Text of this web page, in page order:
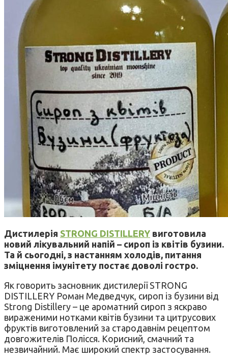
Дистилерія STRONG DISTILLERY виготовила
новий лікувальний напій – сироп із квітів бузини.
Та й сьогодні, з настанням холодів, питання
зміцнення імунітету постає доволі гостро.
Як говорить засновник дистилерії STRONG
DISTILLERY Роман Медведчук, сироп із бузини від
Strong Distillery – це ароматний сироп з яскраво
вираженими нотками квітів бузини та цитрусових
фруктів виготовлений за стародавнім рецептом
довгожителів Полісся. Корисний, смачний та
незвичайний. Має широкий спектр застосування.